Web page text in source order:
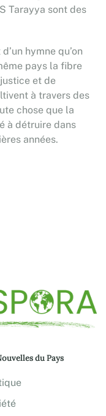
Tarayya sont des
hymne qu’on
pays la fibre
et de
à travers des
chose que la
à détruire dans
années.
du Pays